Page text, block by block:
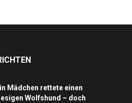
Mädchen rettete einen
Wolfshund – doch